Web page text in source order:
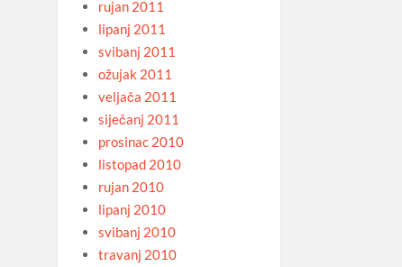
rujan 2011
lipanj 2011
svibanj 2011
ožujak 2011
veljača 2011
siječanj 2011
prosinac 2010
listopad 2010
rujan 2010
lipanj 2010
svibanj 2010
travanj 2010